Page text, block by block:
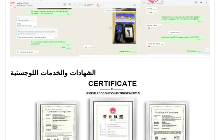
الشهادات والخدمات اللوجستية